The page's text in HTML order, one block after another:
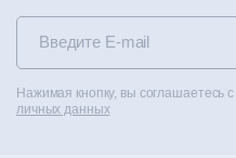
Теплоизоляция
Чистые помещения
Вентилируемые фасады
Контакты
Контакты
Альбом технических решений
Каталоги
Полезное
Нажимая кнопку, вы соглашаетесь с
личных данных